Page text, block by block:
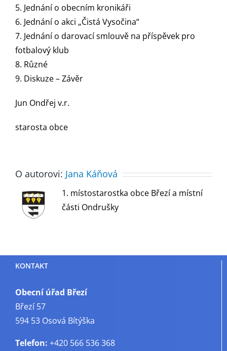
5. Jednání o obecním kronikáři
6. Jednání o akci „Čistá Vysočina“
7. Jednání o darovací smlouvě na příspěvek pro
fotbalový klub
8. Různé
9. Diskuze – Závěr
Jun Ondřej v.r.
starosta obce
O autorovi: Jana Káňová
1. místostarostka obce Březí a místní
části Ondrušky
KONTAKT
Obecní úřad Březí
Březí 57
594 53 Osová Bítýška
Telefon: +420 566 536 368